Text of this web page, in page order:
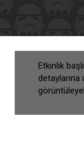
Etkinlik
detaylarına